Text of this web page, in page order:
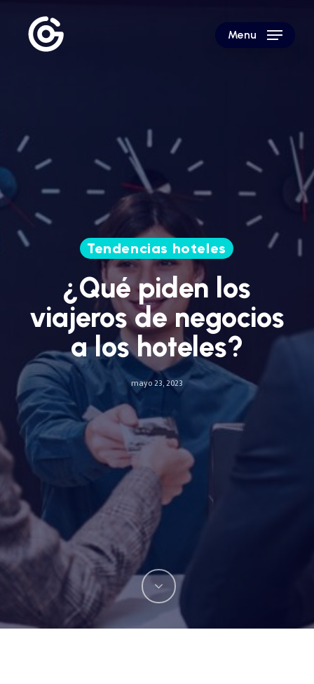
Menu
Tendencias hoteles
¿Qué piden los
viajeros de negocios
a los hoteles?
mayo 23, 2023